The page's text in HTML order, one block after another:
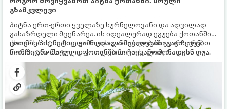
გზამკვლევი
პიტნა ერთ-ერთი ყველაზე სურნელოვანი და ადვილად
გასაზრდელი მცენარეა. ის იდეალურად ეგუება ქოთანში
ცხოვრებას, მეტიც, გამოცდილი მებაღეები გვირჩევენ,
რომ პიტნა მხოლოდ ქოთანში მოვიყვანოთ, რადგან ღია
გრუნტში (ბაღში) დარგვისას ის ფესვებით ძალიან
სწრაფად ვრცელდება და სხვა მცენარეებს ავიწროებს.
ქოთნის პიტნა მთელი წლის განმავლობაში გაგახარებთ
ნორჩი, არომატული ფოთლებით ჩაის, ლიმონათისა თუ
კერძებისთვის.